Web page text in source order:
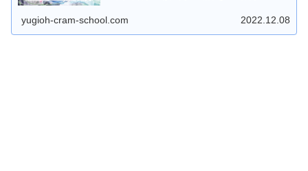
yugioh-cram-school.com 2022.12.08